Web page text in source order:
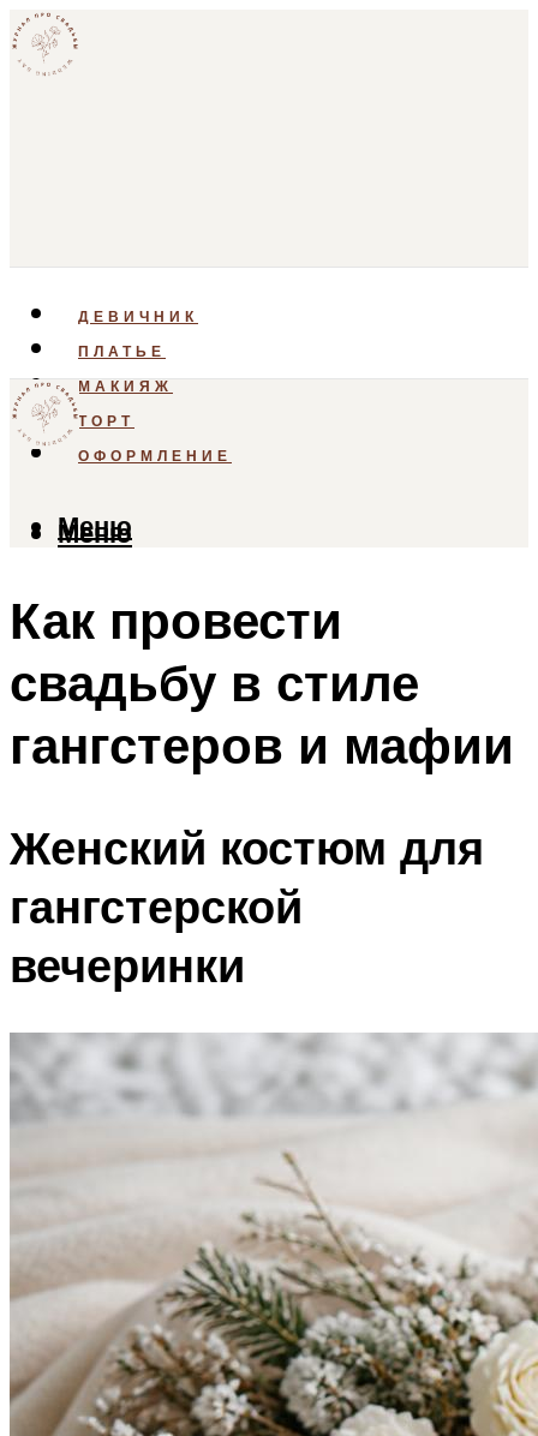
ДЕВИЧНИК
ПЛАТЬЕ
МАКИЯЖ
ТОРТ
ОФОРМЛЕНИЕ
Меню
Меню
Как провести
свадьбу в стиле
гангстеров и мафии
Женский костюм для
гангстерской
вечеринки